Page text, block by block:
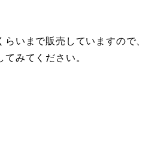
いまで販売していますので、
みてください。